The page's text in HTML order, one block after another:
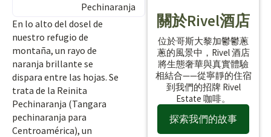
Pechinaranja
En lo alto del dosel de
nuestro refugio de
montaña, un rayo de
naranja brillante se
dispara entre las hojas. Se
trata de la Reinita
Pechinaranja (Tangara
pechinaranja para
Centroamérica), un
關於Rivel酒店
位於哥斯大黎加鬱鬱蔥
蔥的風景中，Rivel 酒店
將生態奢華與真實體驗
相結合——從寧靜的住宿
到我們的招牌 Rivel
Estate 咖啡。
探索我們的故事